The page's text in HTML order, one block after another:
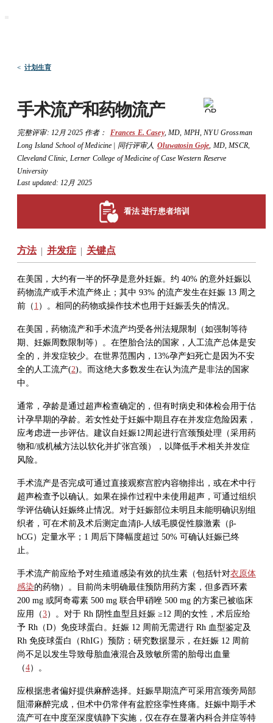
< 计划生育
手术流产和药物流产
完整评审: 12月 2025作者： Frances E. Casey, MD, MPH NYU Grossman
Long Island School of Medicine | 同行评审人 Oluwatosin Goje MD, MSCR,
Cleveland Clinic, Lerner College of Medicine of Case Western Reserve
University
Last updated: 12月 2025
看法 进行患者培训
方法 | 并发症 | 关键点
在美国，大约有一半的怀孕是意外妊娠。约 40% 的意外妊娠以
药物流产或手术流产终止；其中 93% 的流产发生在妊娠 13 周之
前（ 1 ）。相同的药物或操作技术也用于妊娠丢失的情况。
在美国，药物流产和手术流产均受各州法规限制（如强制等待
期、妊娠周数限制等）。在堕胎合法的国家，人工流产总体是安
全的，并发症较少。在世界范围内，13%孕产妇死亡是因为不安
全的人工流产(2)。而这绝大多数发生在认为流产是非法的国家
中。
通常，孕龄是通过超声检查确定的，但有时病史和体检会用于估
计孕早期的孕龄。若女性处于妊娠中期且存在并发症危险因素，
应考虑进一步评估。建议自妊娠12周起进行宫颈预处理（采用药
物和/或机械方法以软化并扩张宫颈），以降低手术相关并发症
风险。
手术流产是否完成可通过直接观察宫腔内容物排出，或在术中行
超声检查予以确认。如果在操作过程中未使用超声，可通过组织
学评估确认妊娠终止情况。对于妊娠部位未明且未能明确识别组
织者，可在术前及术后测定血清β-人绒毛膜促性腺激素（β-
hCG）定量水平；1 周后下降幅度超过 50% 可确认妊娠已终
止。
手术流产前应给予对生殖道感染有效的抗生素（包括针对衣原体
感染的药物）。目前尚未明确最佳预防用药方案，但多西环素
200 mg 或阿奇霉素 500 mg 联合甲硝唑 500 mg 的方案已被临床
应用（3）。对于 Rh 阴性血型且妊娠 ≥12 周的女性，术后应给
予 Rh（D）免疫球蛋白。妊娠 12 周前无需进行 Rh 血型鉴定及
Rh 免疫球蛋白（RhIG）预防；研究数据显示，在妊娠 12 周前
尚不足以发生导致母胎血液混合及致敏所需的胎母出血量
（4）。
应根据患者偏好提供麻醉选择。妊娠早期流产可采用宫颈旁局部
阻滞麻醉完成，但术中仍常伴有盆腔痉挛性疼痛。妊娠中期手术
流产可在中度至深度镇静下实施，仅在存在显著内科合并症等特